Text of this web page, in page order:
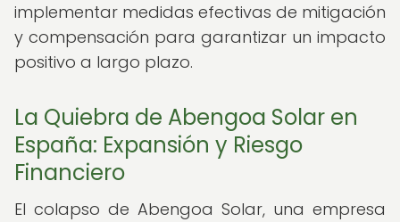
implementar medidas efectivas de mitigación
y compensación para garantizar un impacto
positivo a largo plazo.
La Quiebra de Abengoa Solar en
España: Expansión y Riesgo
Financiero
El colapso de Abengoa Solar, una empresa